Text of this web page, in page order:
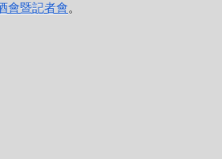
會暨記者會。